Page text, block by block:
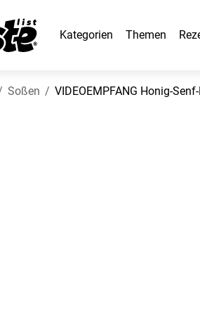
Kategorien Themen
Soßen VIDEOEMPFANG Honig-